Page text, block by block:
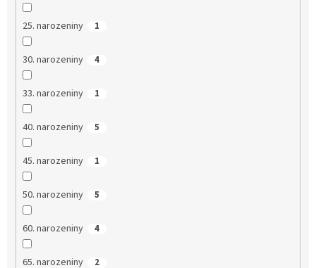
25. narozeniny 1
30. narozeniny 4
33. narozeniny 1
40. narozeniny 5
45. narozeniny 1
50. narozeniny 5
60. narozeniny 4
65. narozeniny 2